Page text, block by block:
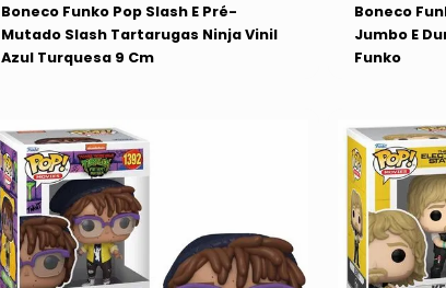
Boneco Funko Pop Slash E Pré-
Mutado Slash Tartarugas Ninja Vinil
Azul Turquesa 9 Cm
Boneco
Jumbo E
Funko